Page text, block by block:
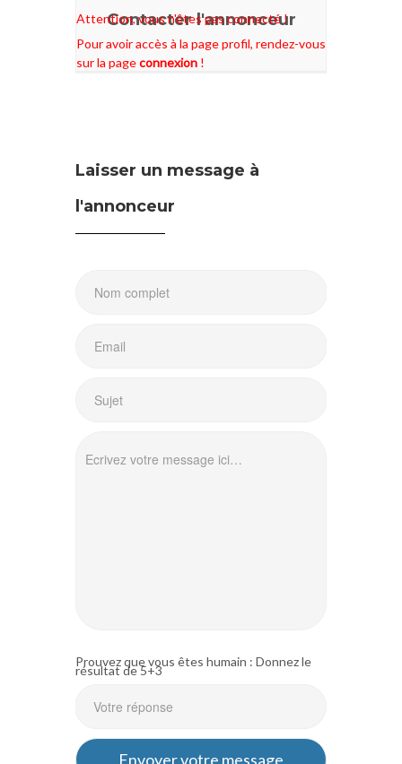
Contacter l'annonceur
Attention, vous n'êtes pas connecté !
Pour avoir accès à la page profil, rendez-vous
sur la pageconnexion !
Laisser un message à
l'annonceur
Prouvez que vous êtes humain : Donnez le
résultat de 5+3